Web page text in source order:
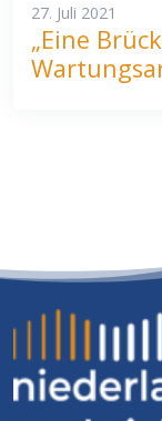
27. Juli 2021
„Eine